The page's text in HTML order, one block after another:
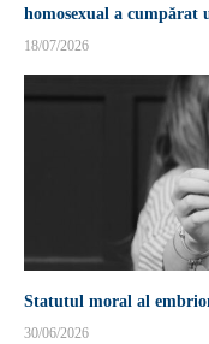
homosexual a cumpărat
18/07/2026
Statutul moral al
30/06/2026